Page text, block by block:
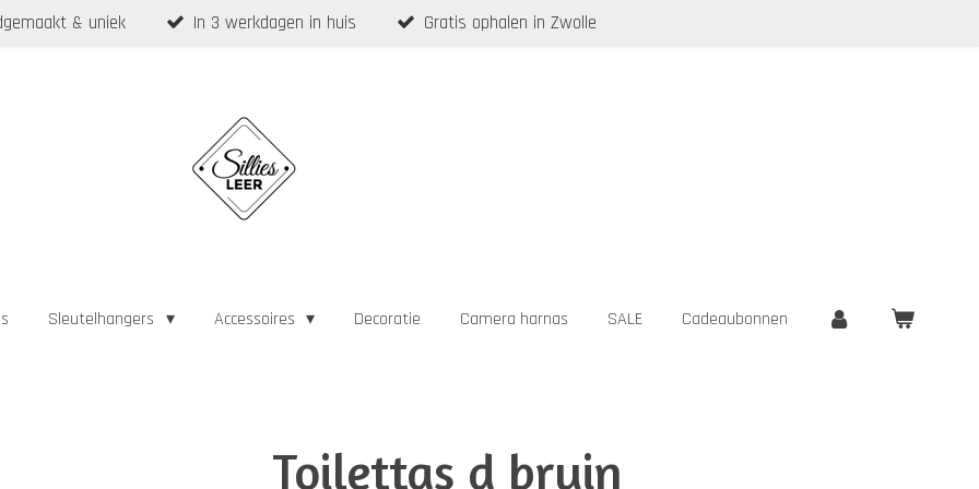
& uniek In 3 werkdagen in huis Gratis ophalen in Zwolle
Sleutelhangers Accessoires Decoratie Camera harnas SALE Cadeaubonnen
Toilettas d bruin